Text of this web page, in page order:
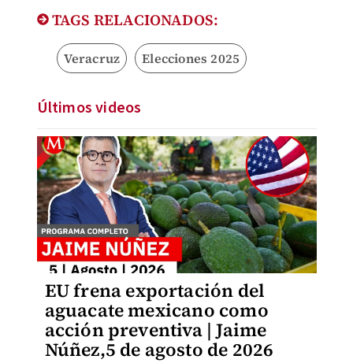
TAGS RELACIONADOS:
Veracruz Elecciones 2025
Últimos videos
EU frena exportación del
aguacate mexicano como
acción preventiva | Jaime
Núñez,5 de agosto de 2026